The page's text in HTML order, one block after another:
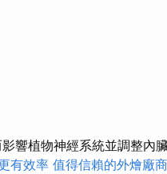
響植物神經系統並調整內
有效率 值得信賴的外燴廠商